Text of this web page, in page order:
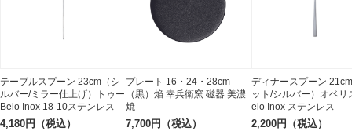
テーブルスプーン 23cm（シ
ルバー/ミラー仕上げ）トゥー
Belo Inox 18-10ステンレス
4,180円（税込）
プレート 16・24・28cm
（黒）焔 幸兵衛窯 磁器 美濃
焼
7,700円（税込）
ディナースプーン
ット/シルバー）オベリ
elo Inox ステンレス
2,200円（税込）